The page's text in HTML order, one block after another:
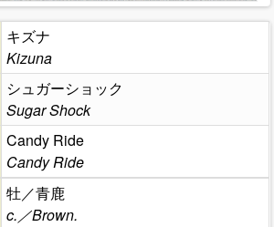
キズナ
Kizuna
シュガーショック
Sugar Shock
Candy Ride
Candy Ride
牡／青鹿
c.／Brown.